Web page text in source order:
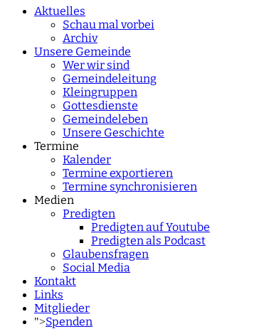
Aktuelles
Schau mal vorbei
Archiv
Unsere Gemeinde
Wer wir sind
Gemeindeleitung
Kleingruppen
Gottesdienste
Gemeindeleben
Unsere Geschichte
Termine
Kalender
Termine exportieren
Termine synchronisieren
Medien
Predigten
Predigten auf Youtube
Predigten als Podcast
Glaubensfragen
Social Media
Kontakt
Links
Mitglieder
">Spenden